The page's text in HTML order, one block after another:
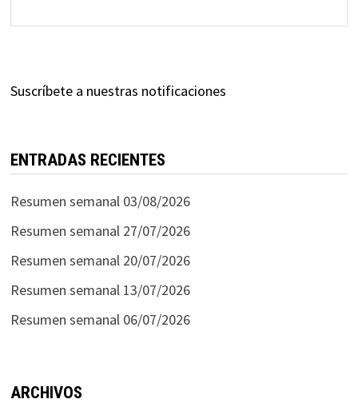
Suscríbete a nuestras notificaciones
ENTRADAS RECIENTES
Resumen semanal 03/08/2026
Resumen semanal 27/07/2026
Resumen semanal 20/07/2026
Resumen semanal 13/07/2026
Resumen semanal 06/07/2026
ARCHIVOS